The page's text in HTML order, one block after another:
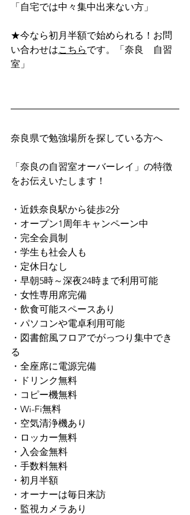
「自宅では中々集中出来ない方」
★今なら初月半額で始められる！お問
い合わせはこちらです。「奈良　自習
室」
奈良県で勉強場所を探している方へ
「奈良の自習室オーバーレイ」の特徴
をお伝えいたします！
・近鉄奈良駅から徒歩2分
・オープン1周年キャンペーン中
・完全会員制
・学生も社会人も
・定休日なし
・早朝5時～深夜24時まで利用可能
・女性専用席完備
・飲食可能スペースあり
・パソコンや電卓利用可能
・図書館風フロアでがっつり集中でき
る
・全座席に電源完備
・ドリンク無料
・コピー機無料
・Wi-Fi無料
・空気清浄機あり
・ロッカー無料
・入会金無料
・手数料無料
・初月半額
・オーナーは毎日来訪
・監視カメラあり